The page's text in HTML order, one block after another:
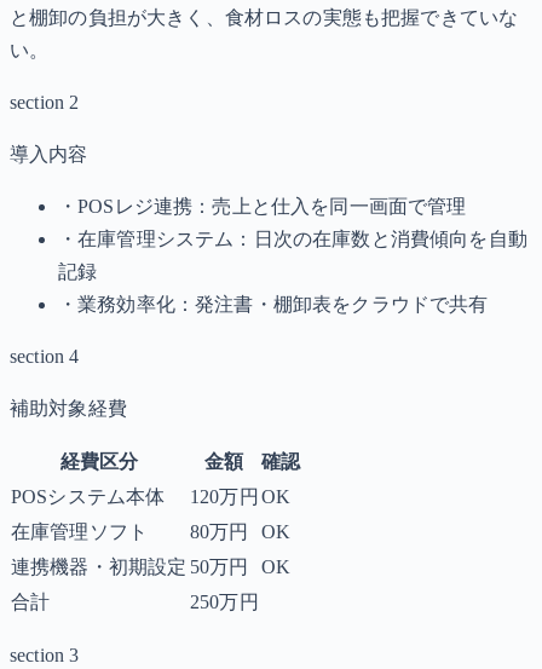
と棚卸の負担が大きく、食材ロスの実態も把握できていな
い。
section 2
導入内容
・POSレジ連携：売上と仕入を同一画面で管理
・在庫管理システム：日次の在庫数と消費傾向を自動
記録
・業務効率化：発注書・棚卸表をクラウドで共有
section 4
補助対象経費
経費区分 金額
確認
POSシステム本体
120万円 OK
在庫管理ソフト
80万円
OK
連携機器・初期設定 50万円
OK
合計
250万円
section 3